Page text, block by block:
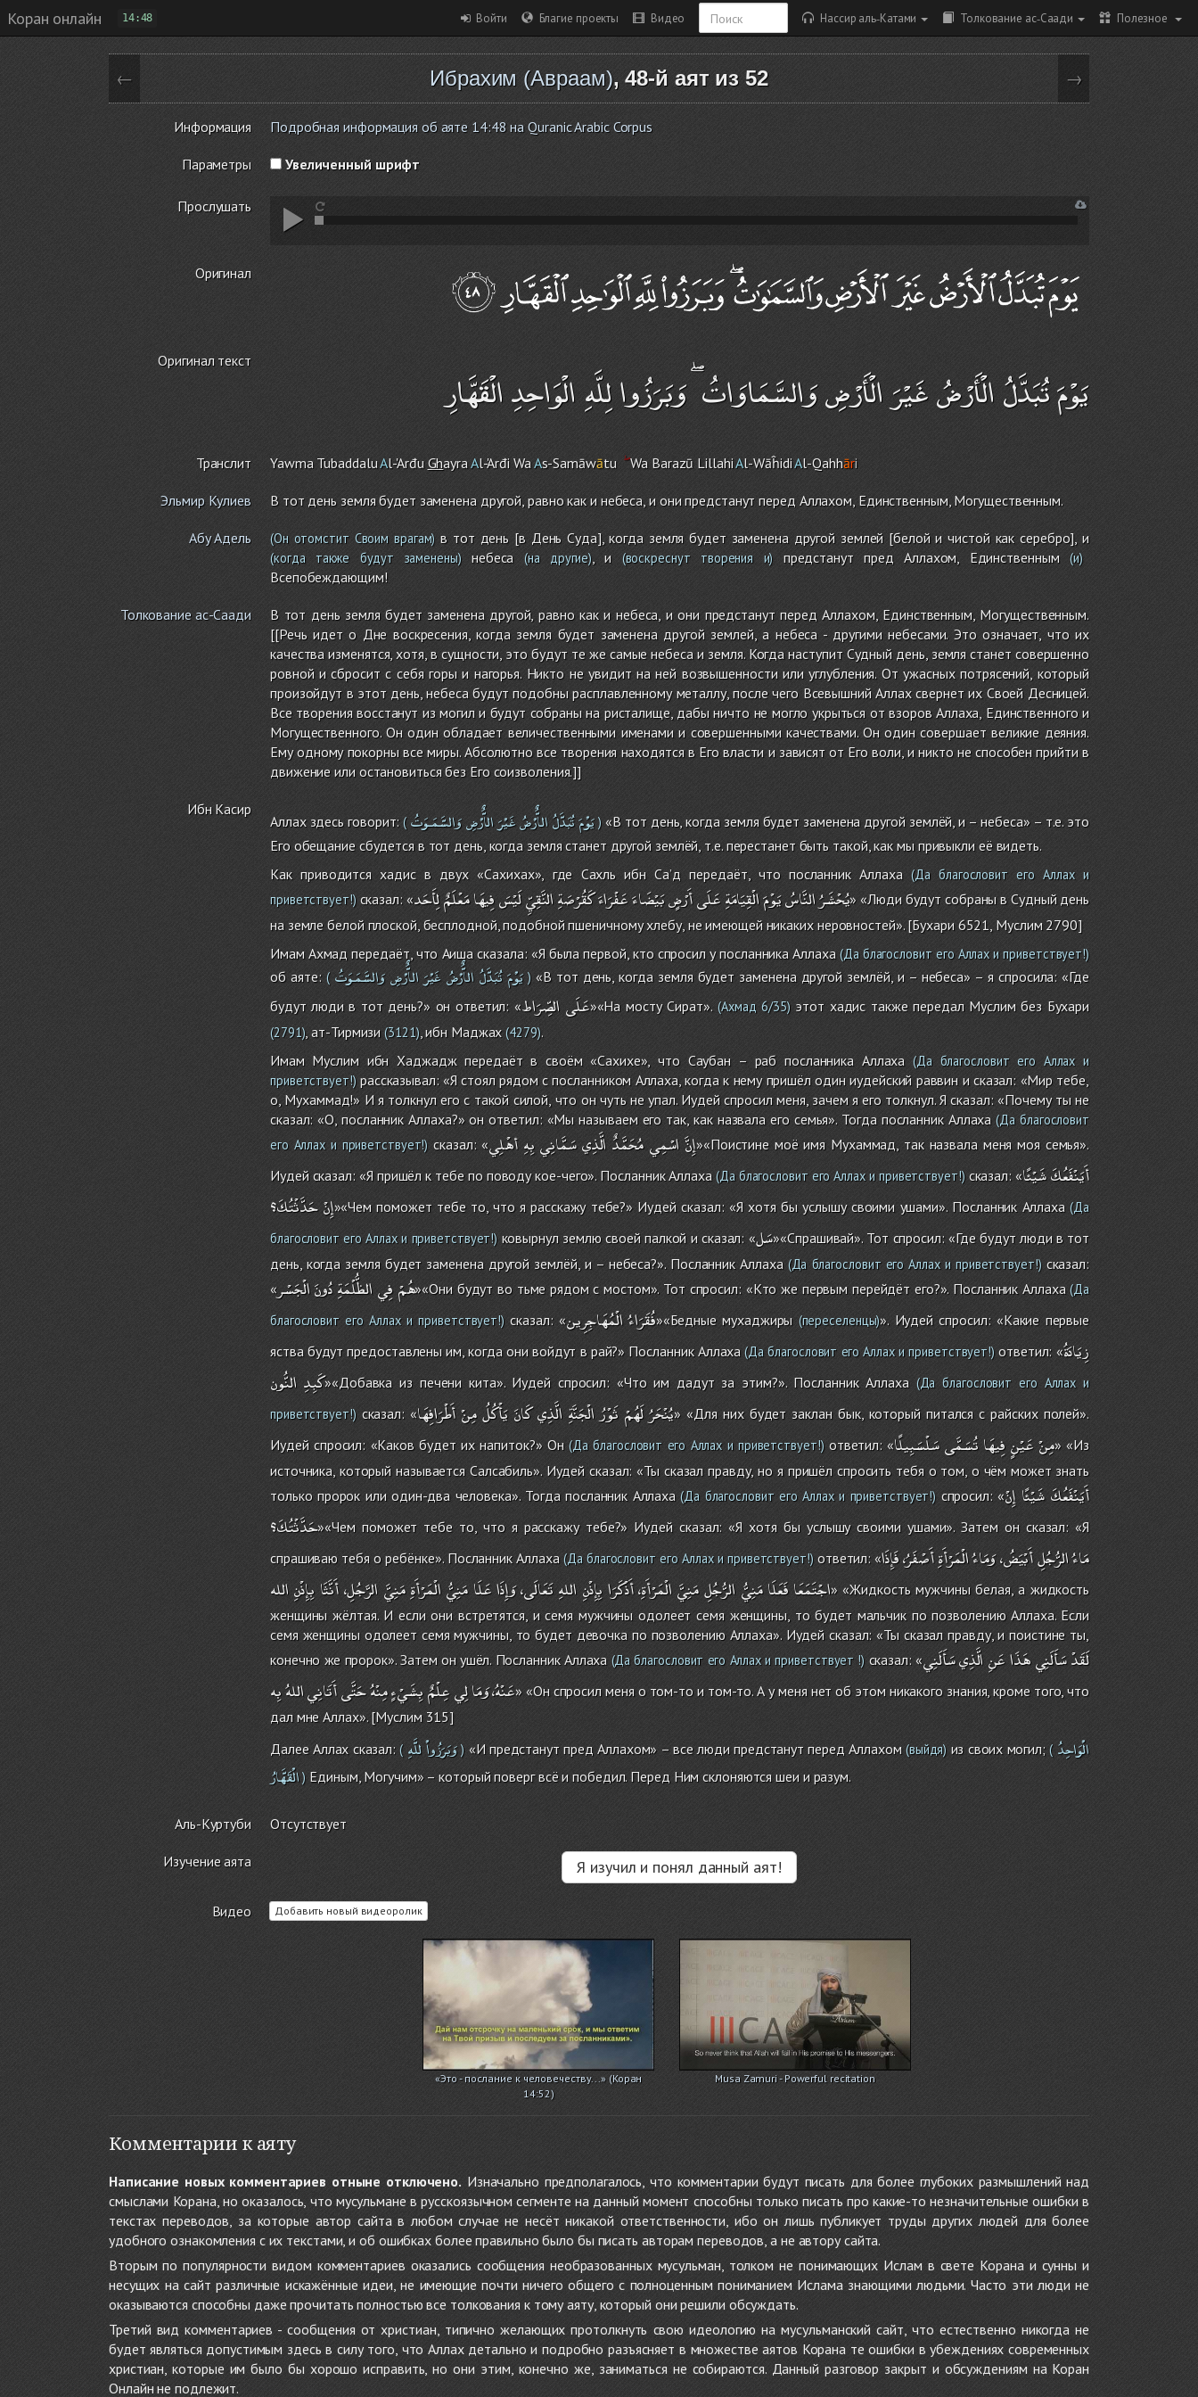
Коран онлайн 14:48 Войти Благие проекты Видео Нассир аль-Катами Толкование ас-Саади Полезное
← Ибрахим (Авраам), 48-й аят из 52 →
Информация Подробная информация об аяте 14:48 на Quranic Arabic Corpus
Параметры Увеличенный шрифт
Прослушать
Оригинал
Оригинал текст
يَوْمَ تُبَدَّلُ الْأَرْضُ غَيْرَ الْأَرْضِ وَالسَّمَاوَاتُ ۖ وَبَرَزُوا لِلَّهِ الْوَاحِدِ الْقَهَّارِ
Транслит Yawma TubaddaluAl-'Arđu GhayraAl-'Arđi WaAs-Samāwātu Wa Barazū LillahiAl-WāĥidiAl-Qahhāri
Эльмир Кулиев В тот день земля будет заменена другой, равно как и небеса, и они предстанут перед Аллахом, Единственным, Могущественным.
Абу Адель (Он отомстит Своим врагам) в тот день [в День Суда], когда земля будет заменена другой землей [белой и чистой как серебро], и
(когда также будут заменены)небеса (на другие) , и (воскреснут творения и) предстанут пред Аллахом, Единственным(и)
Всепобеждающим!
Толкование ас-Саади
В тот день земля будет заменена другой, равно как и небеса, и они предстанут перед Аллахом, Единственным, Могущественным.
[[Речь идет о Дне воскресения, когда земля будет заменена другой землей, а небеса - другими небесами. Это означает, что их
качества изменятся, хотя, в сущности, это будут те же самые небеса и земля. Когда наступит Судный день, земля станет совершенно
ровной и сбросит с себя горы и нагорья. Никто не увидит на ней возвышенности или углубления. От ужасных потрясений, который
произойдут в этот день, небеса будут подобны расплавленному металлу, после чего Всевышний Аллах свернет их Своей Десницей.
Все творения восстанут из могил и будут собраны на ристалище, дабы ничто не могло укрыться от взоров Аллаха, Единственного и
Могущественного. Он один обладает величественными именами и совершенными качествами. Он один совершает великие деяния.
Ему одному покорны все миры. Абсолютно все творения находятся в Его власти и зависят от Его воли, и никто не способен прийти в
движение или остановиться без Его соизволения.]]
Ибн Касир
Аллах здесь говорит: ( يَوْمَتُبَدَّلُالاٌّرْضُغَيْرَالاٌّرْضِوَالسَّمَـوَتُ ) «В тот день, когда земля будет заменена другой землёй, и – небеса» – т.е. это
Его обещание сбудется в тот день, когда земля станет другой землёй, т.е. перестанет быть такой, как мы привыкли её видеть.
Как приводится хадис в двух «Сахихах», где Сахль ибн Са’д передаёт, что посланник Аллаха(Да благословит его Аллах и
приветствует!)сказал: « يُحْشَرُالنَّاسُيَوْمَالْقِيَامَةِعَلَىأَرْضٍبَيْضَاءَعَفْرَاءَكَقُرْصَةِالنَّقِيِّلَيْسَفِيهَامَعْلَمٌلِأَحَد
» «Люди будут собраны в Судный день
на земле белой плоской, бесплодной, подобной пшеничному хлебу, не имеющей никаких неровностей». [Бухари 6521, Муслим 2790]
Имам Ахмад передаёт, что Аиша сказала: «Я была первой, кто спросил у посланника Аллаха(Да благословит его Аллах и приветствует!)
об аяте:( يَوْمَتُبَدَّلُالاٌّرْضُ غَيْرَالاٌّرْضِوَالسَّمَـوَتُ )«В тот день, когда земля будет заменена другой землёй, и – небеса» – я спросила: «Где
будут люди в тот день?» он ответил: «
عَلَىالصِّرَاط »«На мосту Сират». (Ахмад 6/35)этот хадис также передал Муслим без Бухари
(2791), ат-Тирмизи (3121), ибн Маджах(4279).
Имам Муслим ибн Хаджадж передаёт в своём «Сахихе», что Саубан – раб посланника Аллаха (Да благословит его Аллах и
приветствует!)рассказывал: «Я стоял рядом с посланником Аллаха, когда к нему пришёл один иудейский раввин и сказал: «Мир тебе,
о, Мухаммад!» И я толкнул его с такой силой, что он чуть не упал. Иудей спросил меня, зачем я его толкнул. Я сказал: «Почему ты не
сказал: «О, посланник Аллаха?» он ответил: «Мы называем его так, как назвала его семья». Тогда посланник Аллаха (Да благословит
его Аллах и приветствует!) сказал: « إِنَّاسْمِيمُحَمَّدٌالَّذِيسَمَّانِيبِهِأهْلِي
»«Поистине моё имя Мухаммад, так назвала меня моя семья».
Иудей сказал: «Я пришёл к тебе по поводу кое-чего». Посланник Аллаха(Да благословит его Аллах и приветствует!)сказал: « أَيَنْفَعُكَشَيْئًا
إِنْحَدَّثْتُكَ؟ »«Чем поможет тебе то, что я расскажу тебе?» Иудей сказал: «Я хотя бы услышу своими ушами». Посланник Аллаха(Да
благословит его Аллах и приветствует!) ковырнул землю своей палкой и сказал: «سَل»«Спрашивай». Тот спросил: «Где будут люди в тот
день, когда земля будет заменена другой землёй, и – небеса?». Посланник Аллаха(Да благословит его Аллах и приветствует!)сказал:
«
هُمْفِيالظُّلْمَةِدُونَالْجَسْر »«Они будут во тьме рядом с мостом». Тот спросил: «Кто же первым перейдёт его?». Посланник Аллаха(Да
благословит его Аллах и приветствует!)сказал: « فُقَرَاءُالْمُهَاجِرِين »«Бедные мухаджиры (переселенцы)». Иудей спросил: «Какие первые
яства будут предоставлены им, когда они войдут в рай?» Посланник Аллаха(Да благословит его Аллах и приветствует!)ответил: «زِيَادَةُ
كَبِدِ النُّون »«Добавка из печени кита». Иудей спросил: «Что им дадут за этим?». Посланник Аллаха (Да благословит его Аллах и
приветствует!)сказал: « يُنْحَرُلَهُمْثَوْرُالْجَنَّةِ الَّذِيكَانَيَأْكُلُمِنْأَطْرَافِهَا
» «Для них будет заклан бык, который питался с райских полей».
Иудей спросил: «Каков будет их напиток?» Он(Да благословит его Аллах и приветствует!)ответил: « مِنْعَيْنٍفِيهَاتُسَمَّىسَلْسَبِيلًا
» «Из
источника, который называется Салсабиль». Иудей сказал: «Ты сказал правду, но я пришёл спросить тебя о том, о чём может знать
только пророк или один-два человека». Тогда посланник Аллаха (Да благословит его Аллах и приветствует!) спросил: « أَيَنْفَعُكَشَيْئًاإِنْ
حَدَّثْتُكَ؟»«Чем поможет тебе то, что я расскажу тебе?» Иудей сказал: «Я хотя бы услышу своими ушами». Затем он сказал: «Я
спрашиваю тебя о ребёнке». Посланник Аллаха(Да благословит его Аллах и приветствует!)ответил: « مَاءُالرُّجُلِأَبْيَضُ،وَمَاءُالْمَرْأَةِأَصْفَرُ،فَإِذَا
اجْتَمَعَافَعَلَامَنِيُّالرُّجُلِمَنِيَّالْمَرْأَةِ،أَذْكَرَابِإِذْنِاللهِتَعَالَى،وَإِذَاعَلَامَنِيُّالْمَرْأَةِمَنِيَّالرَّجُلِ،أَنَّثَابِإِذْنِالله
» «Жидкость мужчины белая, а жидкость
женщины жёлтая. И если они встретятся, и семя мужчины одолеет семя женщины, то будет мальчик по позволению Аллаха. Если
семя женщины одолеет семя мужчины, то будет девочка по позволению Аллаха». Иудей сказал: «Ты сказал правду, и поистине ты,
конечно же пророк». Затем он ушёл. Посланник Аллаха (Да благословит его Аллах и приветствует !) сказал: « لَقَدْسَأَلَنِيهَذَاعَنِالَّذِيسَأَلَنِي
عَنْهُ،وَمَالِيعِلْمٌبِشَيْءٍمِنْهُحَتَّىأَتَانِياللهُبِه
» «Он спросил меня о том-то и том-то. А у меня нет об этом никакого знания, кроме того, что
дал мне Аллах». [Муслим 315]
Далее Аллах сказал: ( وَبَرَزُواْللَّهِ ) «И предстанут пред Аллахом» – все люди предстанут перед Аллахом(выйдя) из своих могил;( الْوَاحِدُ
الْقَهَّارُ) Единым, Могучим» – который поверг всё и победил. Перед Ним склоняются шеи и разум.
Аль-Куртуби Отсутствует
Изучение аята Я изучил и понял данный аят!
Видео Добавить новый видеоролик
«Это - послание к человечеству...» (Коран
14:52)
Musa Zamuri - Powerful recitation
Комментарии к аяту
Написание новых комментариев отныне отключено. Изначально предполагалось, что комментарии будут писать для более глубоких размышлений над
смыслами Корана, но оказалось, что мусульмане в русскоязычном сегменте на данный момент способны только писать про какие-то незначительные ошибки в
текстах переводов, за которые автор сайта в любом случае не несёт никакой ответственности, ибо он лишь публикует труды других людей для более
удобного ознакомления с их текстами, и об ошибках более правильно было бы писать авторам переводов, а не автору сайта.
Вторым по популярности видом комментариев оказались сообщения необразованных мусульман, толком не понимающих Ислам в свете Корана и сунны и
несущих на сайт различные искажённые идеи, не имеющие почти ничего общего с полноценным пониманием Ислама знающими людьми. Часто эти люди не
оказываются способны даже прочитать полностью все толкования к тому аяту, который они решили обсуждать.
Третий вид комментариев - сообщения от христиан, типично желающих протолкнуть свою идеологию на мусульманский сайт, что естественно никогда не
будет являться допустимым здесь в силу того, что Аллах детально и подробно разъясняет в множестве аятов Корана те ошибки в убеждениях современных
христиан, которые им было бы хорошо исправить, но они этим, конечно же, заниматься не собираются. Данный разговор закрыт и обсуждениям на Коран
Онлайн не подлежит.